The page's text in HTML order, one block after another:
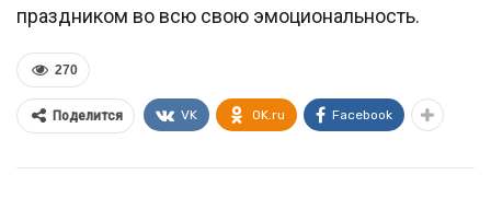
праздником во всю свою эмоциональность.
270
Поделится VK OK.ru Facebook